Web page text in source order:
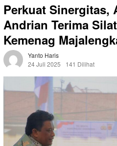
Perkuat Sinergitas,
Andrian Terima
Kemenag
Yanto Haris
24 Juli 2025
141 Dilihat